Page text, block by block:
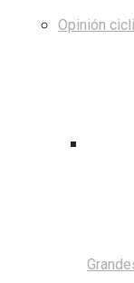
Opinión